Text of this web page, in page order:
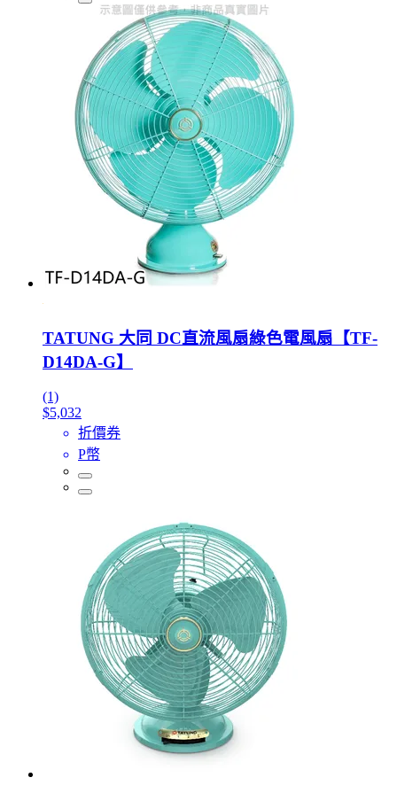
TATUNG 大同 DC直流風扇綠色電風扇【TF-
D14DA-G】
(1)
$5,032
折價券
P幣